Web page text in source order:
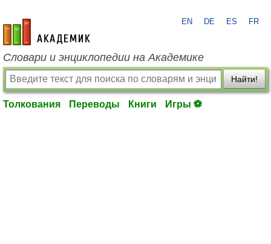
academic.ru
EN DE ES FR
Словари и энциклопедии на Академике
Найти!
Толкования Переводы Книги Игры ⚽